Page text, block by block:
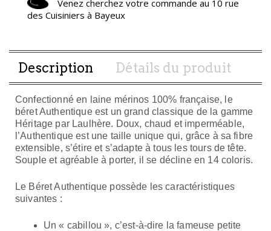
Venez cherchez votre commande au 10 rue
des Cuisiniers à Bayeux
Description Détails du produit
Confectionné en laine mérinos 100% française, le
béret Authentique est un grand classique de la gamme
Héritage par Laulhère. Doux, chaud et imperméable,
l’Authentique est une taille unique qui, grâce à sa fibre
extensible, s’étire et s’adapte à tous les tours de tête.
Souple et agréable à porter, il se décline en 14 coloris.
Le Béret Authentique possède les caractéristiques
suivantes :
Un « cabillou », c’est-à-dire la fameuse petite